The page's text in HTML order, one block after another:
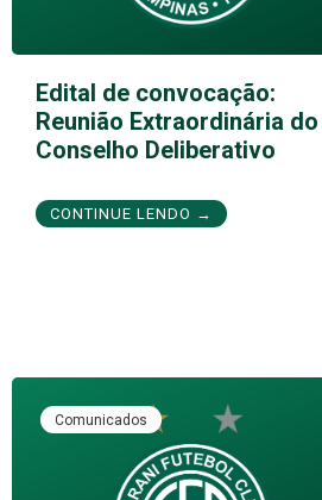
Edital de convocação:
Reunião Extraordinária do
Conselho Deliberativo
CONTINUE LENDO →
Comunicados